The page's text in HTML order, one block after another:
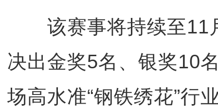
该赛事将持续至11
决出金奖5名、银奖10
场高水准“钢铁绣花”行